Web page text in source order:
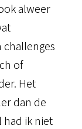
alweer
challenges
of
Het
dan de
had ik niet